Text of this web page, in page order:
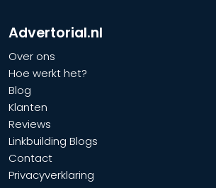
Advertorial.nl
Over ons
Hoe werkt het?
Blog
Klanten
Reviews
Linkbuilding Blogs
Contact
Privacyverklaring